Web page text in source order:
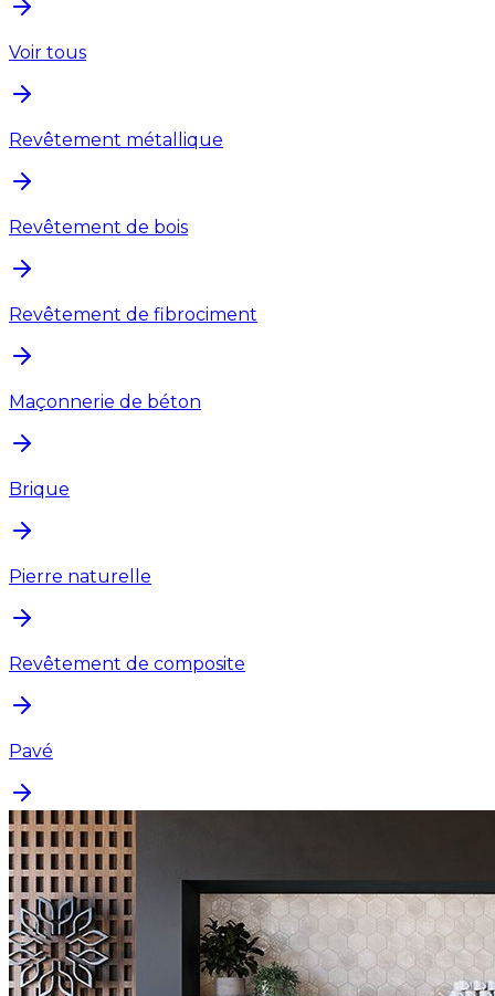
Voir tous
Revêtement métallique
Revêtement de bois
Revêtement de fibrociment
Maçonnerie de béton
Brique
Pierre naturelle
Revêtement de composite
Pavé